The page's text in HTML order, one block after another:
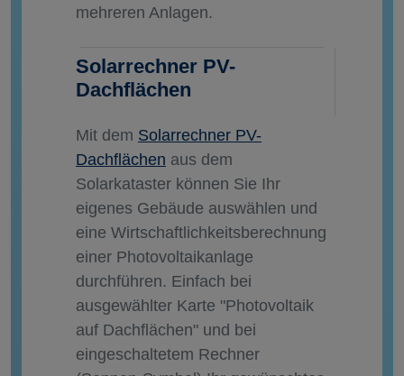
mehreren Anlagen.
Solarrechner PV-
Dachflächen
Mit dem Solarrechner PV-
Dachflächen aus dem
Solarkataster können Sie Ihr
eigenes Gebäude auswählen und
eine Wirtschaftlichkeitsberechnung
einer Photovoltaikanlage
durchführen. Einfach bei
ausgewählter Karte "Photovoltaik
auf Dachflächen" und bei
eingeschaltetem Rechner